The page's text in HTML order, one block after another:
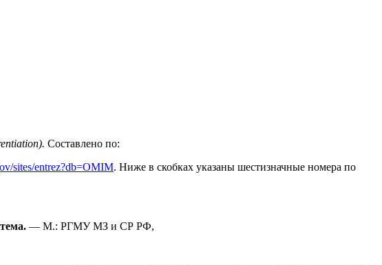
Составлено по:
sites/entrez?db=OMIM. Ниже в скобках указаны шестизначные номера по
— М.: РГМУ МЗ и СР РФ,